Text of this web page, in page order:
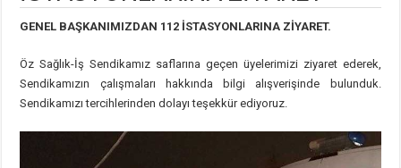
GENEL BAŞKANIMIZDAN 112 İSTASYONLARINA ZİYARET.
Öz Sağlık-İş Sendikamız saflarına geçen üyelerimizi ziyaret ederek,
Sendikamızın çalışmaları hakkında bilgi alışverişinde bulunduk.
Sendikamızı tercihlerinden dolayı teşekkür ediyoruz.